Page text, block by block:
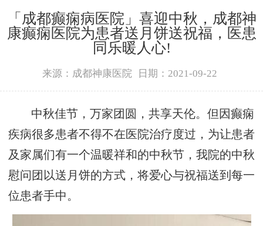
「成都癫痫病医院」喜迎中秋，成都神
康癫痫医院为患者送月饼送祝福，医患
同乐暖人心!
来源：成都神康医院 日期：2021-09-22
中秋佳节，万家团圆，共享天伦。但因癫痫
疾病很多患者不得不在医院治疗度过，为让患者
及家属们有一个温暖祥和的中秋节，我院的中秋
慰问团以送月饼的方式，将爱心与祝福送到每一
位患者手中。